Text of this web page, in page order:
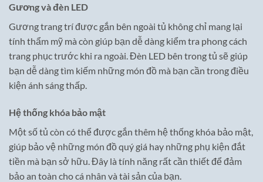
Gương và đèn LED
Gương trang trí được gắn bên ngoài tủ không chỉ mang lại
tính thẩm mỹ mà còn giúp bạn dễ dàng kiểm tra phong cách
trang phục trước khi ra ngoài. Đèn LED bên trong tủ sẽ giúp
bạn dễ dàng tìm kiếm những món đồ mà bạn cần trong điều
kiện ánh sáng thấp.
Hệ thống khóa bảo mật
Một số tủ còn có thể được gắn thêm hệ thống khóa bảo mật,
giúp bảo vệ những món đồ quý giá hay những phụ kiện đắt
tiền mà bạn sở hữu. Đây là tính năng rất cần thiết để đảm
bảo an toàn cho cá nhân và tài sản của bạn.